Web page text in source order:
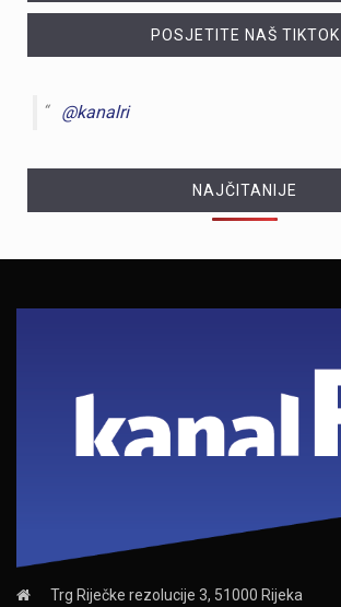
POSJETITE NAŠ TIKTOK
@kanalri
NAJČITANIJE
Trg Riječke rezolucije 3, 51000 Rijeka